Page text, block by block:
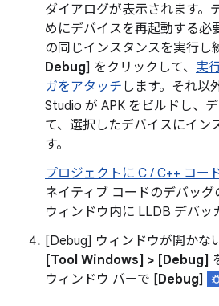
ダイアログが表示されます。
めにデバイスを再起動する必
の同じインスタンスを実行し
Debug] をクリックして、 実
ガをアタッチ します。それ以
Studio が APK をビルドし、
て、選択したデバイスにイン
す。
プロジェクトに C / C++ コー
ネイティブ コードのデバッ
ウィンドウ内に LLDB デバッ
[Debug] ウィンドウが開かな
[Tool Windows] > [Debug]
ウィンドウ バーで [Debug]